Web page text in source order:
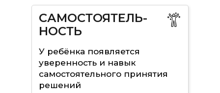
У ребёнка появляется
уверенность и навык
самостоятельного принятия
решений
САМОСТОЯТЕЛЬ-
НОСТЬ